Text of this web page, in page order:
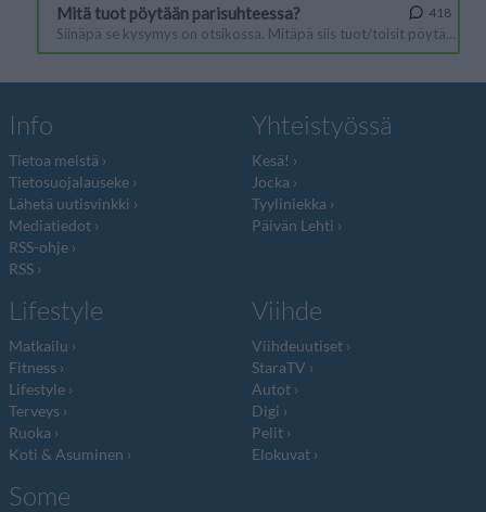
Info
Tietoa meistä
Tietosuojalauseke
Lähetä uutisvinkki
Mediatiedot
RSS-ohje
RSS
Yhteistyössä
Kesä!
Jocka
Tyyliniekka
Päivän Lehti
Lifestyle
Matkailu
Fitness
Lifestyle
Terveys
Ruoka
Koti & Asuminen
Viihde
Viihdeuutiset
StaraTV
Autot
Digi
Pelit
Elokuvat
Some